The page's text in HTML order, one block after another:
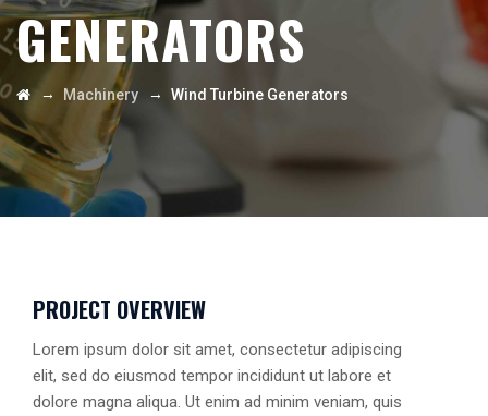
GENERATORS
→ Machinery → Wind Turbine Generators
PROJECT OVERVIEW
Lorem ipsum dolor sit amet, consectetur adipiscing
elit, sed do eiusmod tempor incididunt ut labore et
dolore magna aliqua. Ut enim ad minim veniam, quis